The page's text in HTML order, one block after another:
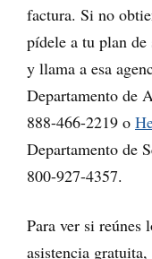
factura. Si no
pídele a tu plan
y llama a esa
Departamento de
888-466-2219 o
Departamento de
800-927-4357.
Para ver si reúnes
asistencia